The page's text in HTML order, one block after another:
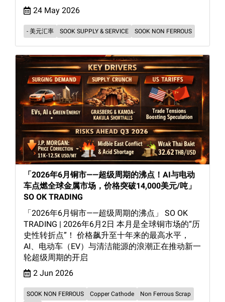
24 May 2026
- 美元汇率 SOOK SUPPLY & SERVICE SOOK NON FERROUS
「2026年6月铜市——超级周期的沸点！AI与电动
车点燃全球金属市场，价格突破14,000美元/吨」
SO OK TRADING
「2026年6月铜市——超级周期的沸点」 SO OK
TRADING | 2026年6月2日 本月是全球铜市场的“历
史性转折点”！ 价格飙升至十年来的最高水平，
AI、电动车（EV）与清洁能源的浪潮正在推动新一
轮超级周期的开启
2 Jun 2026
SOOK NON FERROUS Copper Cathode
Non Ferrous Scrap